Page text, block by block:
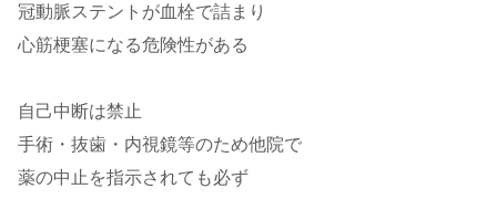
冠動脈ステントが血栓で詰まり
心筋梗塞になる危険性がある
自己中断は禁止
手術・抜歯・内視鏡等のため他院で
薬の中止を指示されても必ず